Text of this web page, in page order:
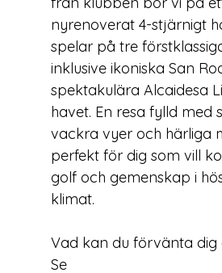
nyrenoverat 4-stjärnigt
spelar på tre
inklusive ikoniska San
spektakulära Alcaidesa
havet. En resa fylld med
vackra vyer och härliga
perfekt för dig som vill
golf och gemenskap i
klimat.
Vad kan du förvänta dig
Se